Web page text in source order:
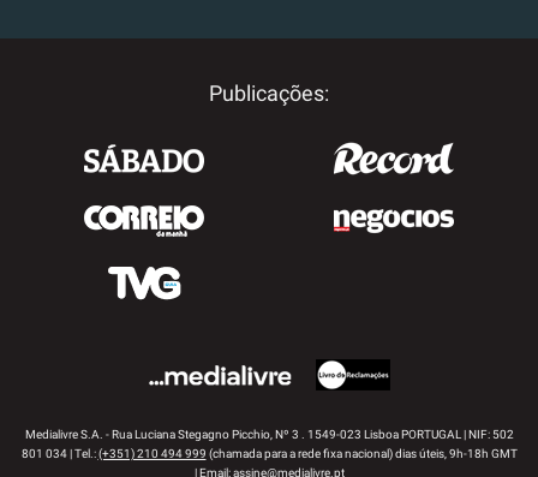
Publicações:
Medialivre S.A. - Rua Luciana Stegagno Picchio, Nº 3 . 1549-023 Lisboa PORTUGAL | NIF: 502
801 034 | Tel.:(+351) 210 494 999 (chamada para a rede fixa nacional) dias úteis, 9h-18h GMT
| Email:assine@medialivre.pt